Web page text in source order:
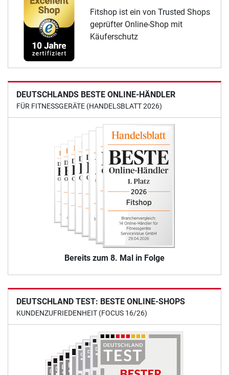
Fitshop ist ein von Trusted Shops
geprüfter Online-Shop mit
Käuferschutz
DEUTSCHLANDS BESTE ONLINE-HÄNDLER
FÜR FITNESSGERÄTE (HANDELSBLATT 2026)
Bereits zum 8. Mal in Folge
DEUTSCHLAND TEST: BESTE ONLINE-SHOPS
KUNDENZUFRIEDENHEIT (FOCUS 16/26)